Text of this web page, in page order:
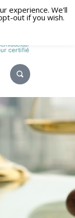
experience. We'll
out if you wish.